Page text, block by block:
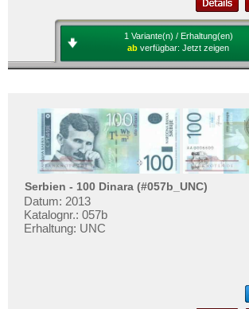
1 Variante(n) / Erhaltung(en)
ab verfügbar: Jetzt zeigen
Serbien - 100 Dinara (#057b_UNC)
Datum: 2013
Katalognr.: 057b
Erhaltung: UNC